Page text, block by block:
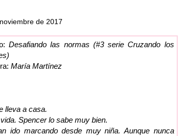
de 2017
Desafiando las normas (#3 serie Cruzando los
María Martínez
lleva a casa.
Spencer lo sabe muy bien.
ido marcando desde muy niña. Aunque nunca